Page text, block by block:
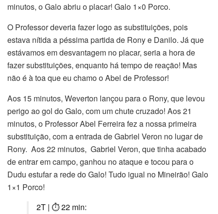
minutos, o Galo abriu o placar! Galo 1×0 Porco.
O Professor deveria fazer logo as substituições, pois
estava nítida a péssima partida de Rony e Danilo. Já que
estávamos em desvantagem no placar, seria a hora de
fazer substituições, enquanto há tempo de reação! Mas
não é à toa que eu chamo o Abel de Professor!
Aos 15 minutos, Weverton lançou para o Rony, que levou
perigo ao gol do Galo, com um chute cruzado! Aos 21
minutos, o Professor Abel Ferreira fez a nossa primeira
substituição, com a entrada de Gabriel Veron no lugar de
Rony. Aos 22 minutos, Gabriel Veron, que tinha acabado
de entrar em campo, ganhou no ataque e tocou para o
Dudu estufar a rede do Galo! Tudo igual no Mineirão! Galo
1×1 Porco!
2T | ⏱ 22 min: